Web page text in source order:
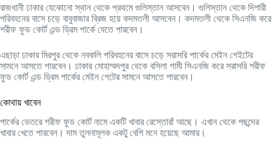
রাজধানী ঢাকার যেকোনো স্থান থেকে প্রথমে গুলিস্তান আসবেন। গুলিস্তান থেকে দিশারী
পরিবহনের বাসে চড়ে বাবুবাজার ব্রিজ হয়ে কদমতলী আসবেন। কদমতলী থেকে সিএনজি করে
শরীফ ফুড কোর্ট এন্ড ড্রিম পার্কে যেতে পারবেন।
এছাড়া ঢাকার মিরপুর থেকে নবকলি পরিবহনের বাসে চড়ে সরাসরি পার্কের মেইন গেইটের
সামনে আসতে পারবেন। ঢাকার মোহাম্মদপুর থেকে বসিলা গামী সিএনজি করে সরাসরি শরীফ
ফুড কোর্ট এন্ড ড্রিম পার্কের মেইন গেটের সামনে আসতে পারবেন।
কোথায় খাবেন
পার্কের ভেতরে শরীফ ফুড কোর্ট নামে একটি খাবার রেস্তোরাঁ আছে। এখান থেকে পছন্দের
খাবার খেতে পারবেন। দাম তুলনামূলক একটু বেশি মনে হয়েছে আমার।